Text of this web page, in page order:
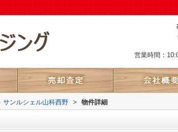
営業時間：
サンルシェル山科西野 > 物件詳細